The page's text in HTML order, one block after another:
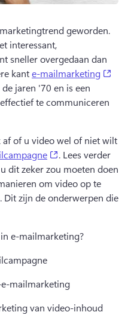
interessant,
sneller overgedaan dan
kant e-mailmarketing
jaren '70 en is een
te communiceren
of u video wel of niet wilt
(opens in a new
. Lees verder
dit zeker zou moeten doen
om video op te
Dit zijn de onderwerpen die
e-mailmarketing?
mailmarketing
van video-inhoud